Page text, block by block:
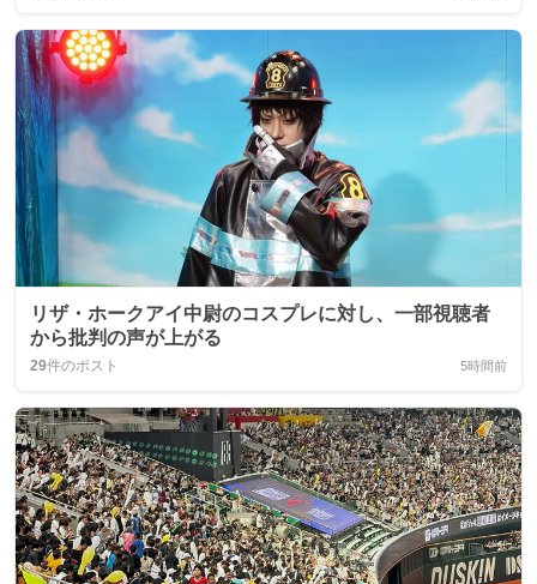
リザ・ホークアイ中尉のコスプレに対し、一部視聴者
から批判の声が上がる
29件のポスト 5時間前